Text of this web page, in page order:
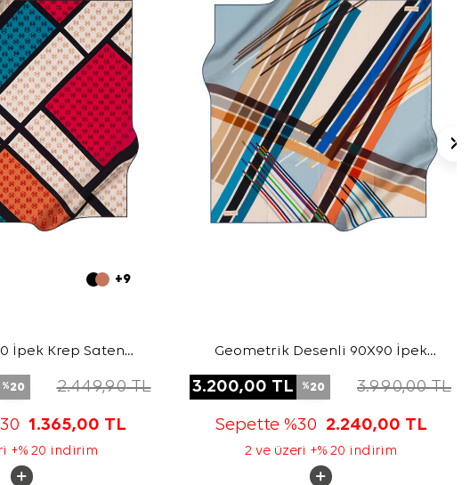
+9
İpek Krep Saten
%20 2.449,90TL
1.365,00 TL
+% 20 indirim
Geometrik Desenli 90X90 İpek
3.200,00 TL %20 3.990,00TL
Sepette %30 2.240,00 TL
2 ve üzeri +% 20 indirim